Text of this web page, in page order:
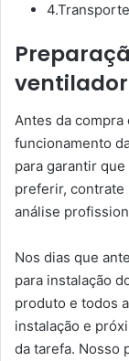
Antes da compra
funcionamento
para garantir
preferir, contrate
análise
Nos dias que
para instalação
produto e todos
instalação e
da tarefa. Nosso